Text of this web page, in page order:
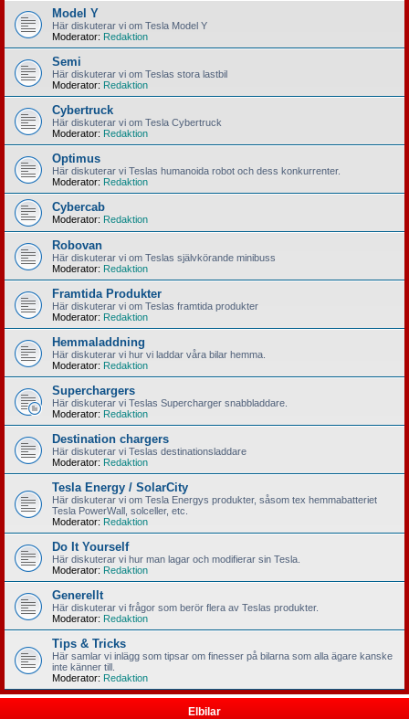
Model Y
Här diskuterar vi om Tesla Model Y
Moderator: Redaktion
Semi
Här diskuterar vi om Teslas stora lastbil
Moderator: Redaktion
Cybertruck
Här diskuterar vi om Tesla Cybertruck
Moderator: Redaktion
Optimus
Här diskuterar vi Teslas humanoida robot och dess konkurrenter.
Moderator: Redaktion
Cybercab
Moderator: Redaktion
Robovan
Här diskuterar vi om Teslas självkörande minibuss
Moderator: Redaktion
Framtida Produkter
Här diskuterar vi om Teslas framtida produkter
Moderator: Redaktion
Hemmaladdning
Här diskuterar vi hur vi laddar våra bilar hemma.
Moderator: Redaktion
Superchargers
Här diskuterar vi Teslas Supercharger snabbladdare.
Moderator: Redaktion
Destination chargers
Här diskuterar vi Teslas destinationsladdare
Moderator: Redaktion
Tesla Energy / SolarCity
Här diskuterar vi om Tesla Energys produkter, såsom tex hemmabatteriet
Tesla PowerWall, solceller, etc.
Moderator: Redaktion
Do It Yourself
Här diskuterar vi hur man lagar och modifierar sin Tesla.
Moderator: Redaktion
Generellt
Här diskuterar vi frågor som berör flera av Teslas produkter.
Moderator: Redaktion
Tips & Tricks
Här samlar vi inlägg som tipsar om finesser på bilarna som alla ägare kanske
inte känner till.
Moderator: Redaktion
Elbilar